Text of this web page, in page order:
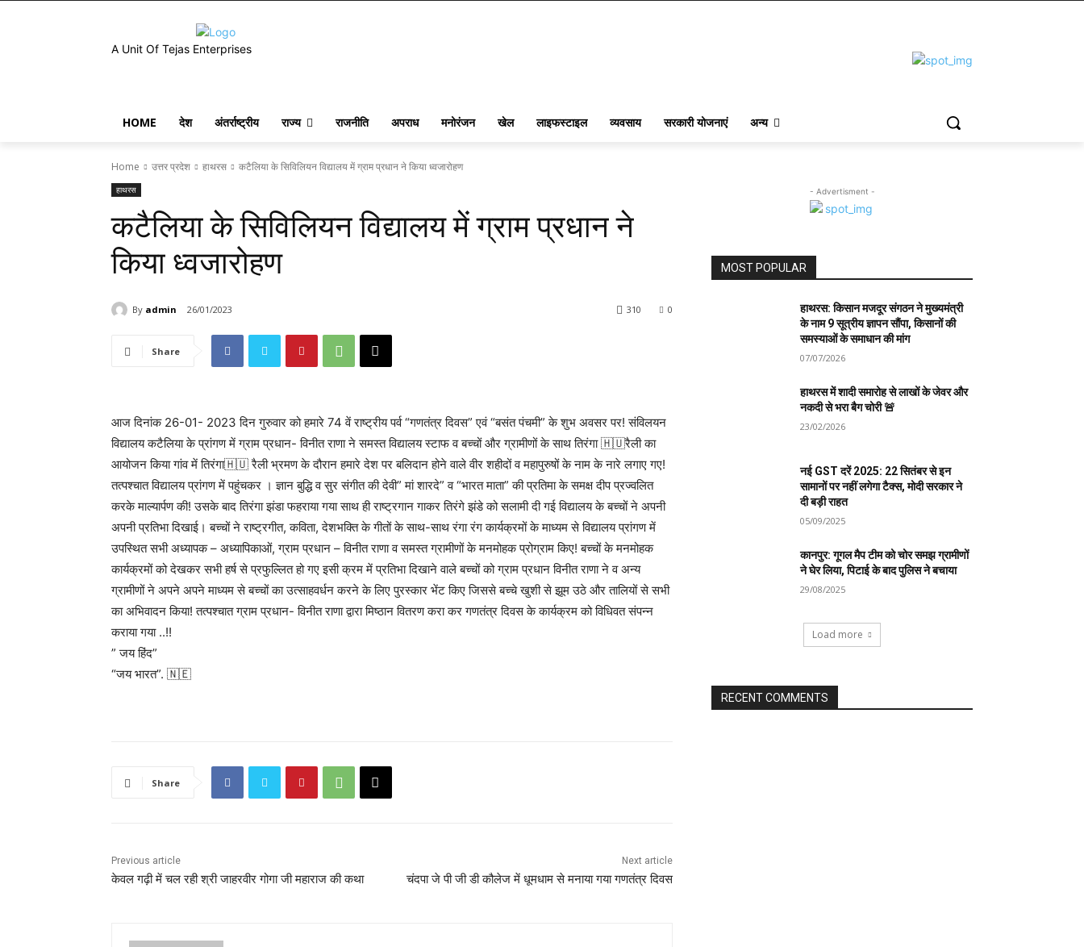
A Unit Of Tejas Enterprises
HOME देश अंतर्राष्ट्रीय राज्य राजनीति अपराध मनोरंजन खेल लाइफस्टाइल व्यवसाय सरकारी योजनाएं अन्य
Home उत्तर प्रदेश हाथरस कटैलिया के सिविलियन विद्यालय में ग्राम प्रधान ने किया ध्वजारोहण
हाथरस
कटैलिया के सिविलियन विद्यालय में ग्राम प्रधान ने
किया ध्वजारोहण
By admin 26/01/2023 0
310
Share
आज दिनांक 26-01- 2023 दिन गुरुवार को हमारे 74 वें राष्ट्रीय पर्व “गणतंत्र दिवस” एवं “बसंत पंचमी” के शुभ अवसर पर! संविलयन
विद्यालय कटैलिया के प्रांगण में ग्राम प्रधान- विनीत राणा ने समस्त विद्यालय स्टाफ व बच्चों और ग्रामीणों के साथ तिरंगा 🇭🇺रैली का
आयोजन किया गांव में तिरंगा🇭🇺 रैली भ्रमण के दौरान हमारे देश पर बलिदान होने वाले वीर शहीदों व महापुरुषों के नाम के नारे लगाए गए!
तत्पश्चात विद्यालय प्रांगण में पहुंचकर । ज्ञान बुद्धि व सुर संगीत की देवी” मां शारदे” व “भारत माता” की प्रतिमा के समक्ष दीप प्रज्वलित
करके माल्यार्पण की! उसके बाद तिरंगा झंडा फहराया गया साथ ही राष्ट्रगान गाकर तिरंगे झंडे को सलामी दी गई विद्यालय के बच्चों ने अपनी
अपनी प्रतिभा दिखाई। बच्चों ने राष्ट्रगीत, कविता, देशभक्ति के गीतों के साथ-साथ रंगा रंग कार्यक्रमों के माध्यम से विद्यालय प्रांगण में
उपस्थित सभी अध्यापक – अध्यापिकाओं, ग्राम प्रधान – विनीत राणा व समस्त ग्रामीणों के मनमोहक प्रोग्राम किए! बच्चों के मनमोहक
कार्यक्रमों को देखकर सभी हर्ष से प्रफुल्लित हो गए इसी क्रम में प्रतिभा दिखाने वाले बच्चों को ग्राम प्रधान विनीत राणा ने व अन्य
ग्रामीणों ने अपने अपने माध्यम से बच्चों का उत्साहवर्धन करने के लिए पुरस्कार भेंट किए जिससे बच्चे खुशी से झूम उठे और तालियों से सभी
का अभिवादन किया! तत्पश्चात ग्राम प्रधान- विनीत राणा द्वारा मिष्ठान वितरण करा कर गणतंत्र दिवस के कार्यक्रम को विधिवत संपन्न
कराया गया ..!!
” जय हिंद”
“जय भारत”. 🇳🇪
Share
Previous article
केवल गढ़ी में चल रही श्री जाहरवीर गोगा जी महाराज की कथा
Next article
चंदपा जे पी जी डी कौलेज में धूमधाम से मनाया गया गणतंत्र दिवस
- Advertisment -
MOST POPULAR
हाथरस: किसान मजदूर संगठन ने मुख्यमंत्री
के नाम 9 सूत्रीय ज्ञापन सौंपा, किसानों की
समस्याओं के समाधान की मांग
07/07/2026
हाथरस में शादी समारोह से लाखों के जेवर और
नकदी से भरा बैग चोरी 🚨
23/02/2026
नई GST दरें 2025: 22 सितंबर से इन
सामानों पर नहीं लगेगा टैक्स, मोदी सरकार ने
दी बड़ी राहत
05/09/2025
कानपुर: गूगल मैप टीम को चोर समझ ग्रामीणों
ने घेर लिया, पिटाई के बाद पुलिस ने बचाया
29/08/2025
Load more
RECENT COMMENTS